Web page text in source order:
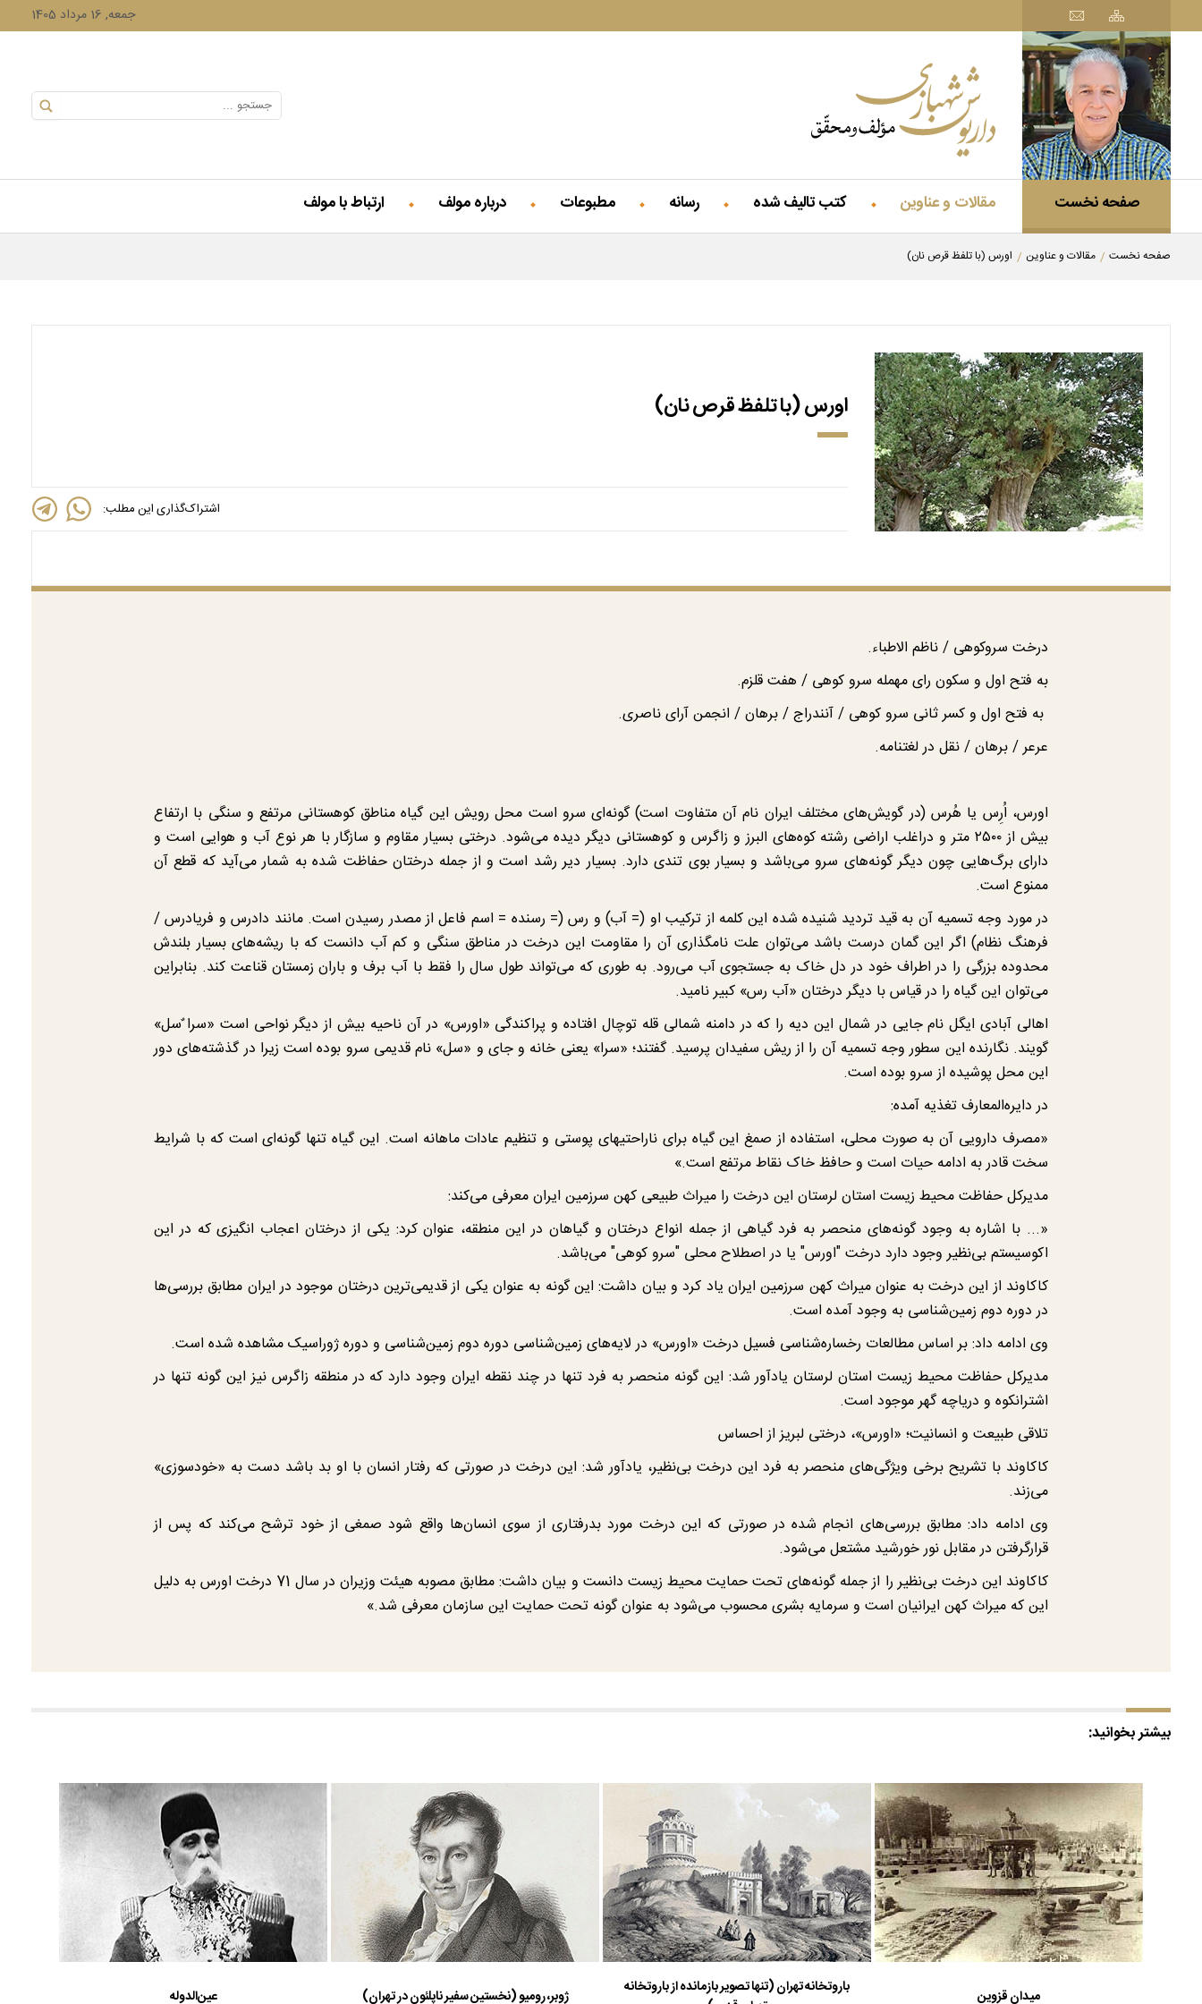
جمعه, 16 مرداد 1405
صفحه نخست مقالات و عناوین کتب تالیف شده رسانه مطبوعات درباره مولف ارتباط با مولف
صفحه نخست مقالات و عناوین اورس (با تلفظ قرص نان)
اورس (با تلفظ قرص نان)
اشتراک‌گذاری این مطلب:
درخت سروکوهی / ناظم الاطباء.
به فتح اول و سکون رای مهمله سرو کوهی / هفت قلزم.
به فتح اول و کسر ثانی سرو کوهی / آنندراج / برهان / انجمن آرای ناصری.
عرعر / برهان / نقل در لغتنامه.
اورس، اُرِس یا هُرس (در گویش‌های مختلف ایران نام آن متفاوت است) گونه‌ای سرو است محل رویش این گیاه مناطق کوهستانی مرتفع و سنگی با ارتفاع
بیش از ۲٥٠٠ متر و دراغلب اراضی رشته کوه‌های البرز و زاگرس و کوهستانی دیگر دیده می‌شود. درختی بسیار مقاوم و سازگار با هر نوع آب و هوایی است و
دارای برگ‌هایی چون دیگر گونه‌های سرو می‌باشد و بسیار بوی تندی دارد. بسیار دیر رشد است و از جمله درختان حفاظت شده به شمار می‌آید که قطع آن
ممنوع است.
در مورد وجه تسمیه آن به قید تردید شنیده شده این کلمه از ترکیب او (= آب) و رس (= رسنده = اسم فاعل از مصدر رسیدن است. مانند دادرس و فریادرس /
فرهنگ نظام) اگر این گمان درست باشد می‌توان علت نامگذاری آن را مقاومت این درخت در مناطق سنگی و کم آب دانست که با ریشه‌های بسیار بلندش
محدوده بزرگی را در اطراف خود در دل خاک به جستجوی آب می‌رود. به طوری که می‌تواند طول سال را فقط با آب برف و باران زمستان قناعت کند. بنابراین
می‌توان این گیاه را در قیاس با دیگر درختان «آب رس» کبیر نامید.
اهالی آبادی ایگل نام جایی در شمال این دیه را که در دامنه شمالی قله توچال افتاده و پراکندگی «اورس» در آن ناحیه بیش از دیگر نواحی است «سرا ٌسل»
گویند. نگارنده این سطور وجه تسمیه آن را از ریش سفیدان پرسید. گفتند؛ «سرا» یعنی خانه و جای و «سل» نام قدیمی سرو بوده است زیرا در گذشته‌های دور
این محل پوشیده از سرو بوده است.
در دایره‌المعارف تغذیه آمده:
«مصرف دارویی آن به صورت محلی، استفاده از صمغ این گیاه برای ناراحتیهای پوستی و تنظیم عادات ماهانه است. این گیاه تنها گونه‌ای است که با شرایط
سخت قادر به ادامه حیات است و حافظ خاک نقاط مرتفع است.»
مدیرکل حفاظت محیط زیست استان لرستان این درخت را میراث طبیعی کهن سرزمین ایران معرفی می‌کند:
«... با اشاره به وجود گونه‌های منحصر به فرد گیاهی از جمله انواع درختان و گیاهان در این منطقه، عنوان کرد: یکی از درختان اعجاب انگیزی که در این
اکوسیستم بی‌نظیر وجود دارد درخت "اورس" یا در اصطلاح محلی "سرو کوهی" می‌باشد.
کاکاوند از این درخت به عنوان میراث کهن سرزمین ایران یاد کرد و بیان داشت: این گونه به عنوان یکی از قدیمی‌ترین درختان موجود در ایران مطابق بررسی‌ها
در دوره دوم زمین‌شناسی به وجود آمده است.
وی ادامه داد: بر اساس مطالعات رخساره‌شناسی فسیل درخت «اورس» در لایه‌های زمین‌شناسی دوره دوم زمین‌شناسی و دوره ژوراسیک مشاهده شده است.
مدیرکل حفاظت محیط زیست استان لرستان یادآور شد: این گونه منحصر به فرد تنها در چند نقطه ایران وجود دارد که در منطقه زاگرس نیز این گونه تنها در
اشترانکوه و دریاچه گهر موجود است.
تلاقی طبیعت و انسانیت؛ «اورس»، درختی لبریز از احساس
کاکاوند با تشریح برخی ویژگی‌های منحصر به فرد این درخت بی‌نظیر، یادآور شد: این درخت در صورتی که رفتار انسان با او بد باشد دست به «خودسوزی»
می‌زند.
وی ادامه داد: مطابق بررسی‌های انجام شده در صورتی که این درخت مورد بدرفتاری از سوی انسان‌ها واقع شود صمغی از خود ترشح می‌کند که پس از
قرارگرفتن در مقابل نور خورشید مشتعل می‌شود.
کاکاوند این درخت بی‌نظیر را از جمله گونه‌های تحت حمایت محیط زیست دانست و بیان داشت: مطابق مصوبه هیئت وزیران در سال 71 درخت اورس به دلیل
این که میراث کهن ایرانیان است و سرمایه بشری محسوب می‌شود به عنوان گونه تحت حمایت این سازمان معرفی شد.»
بیشتر بخوانید:
میدان قزوین
باروتخانه تهران (تنها تصویر بازمانده از باروتخانه
ژوبر، رومیو (نخستین سفیر ناپلئون در تهران) عین‌الدوله